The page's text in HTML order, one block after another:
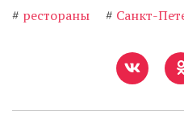
# рестораны # Санкт-